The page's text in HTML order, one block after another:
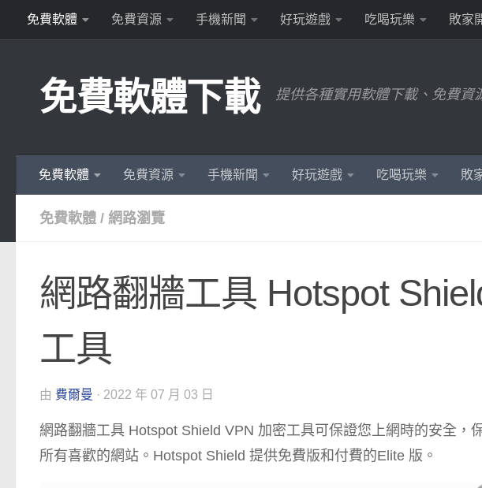
Skip to content
免費軟體 免費資源 手機新聞 好玩遊戲 吃喝玩樂 敗家
免費軟體下載 提供各種實用軟體下載、免費資
免費軟體 免費資源 手機新聞 好玩遊戲 吃喝玩樂 敗
免費軟體 / 網路瀏覽
網路翻牆工具 Hotspot
工具
由 費爾曼 · 2022 年 07 月 03 日
網路翻牆工具 Hotspot Shield VPN 加密工具可保證您上網時的安全，
所有喜歡的網站。Hotspot Shield 提供免費版和付費的Elite 版。